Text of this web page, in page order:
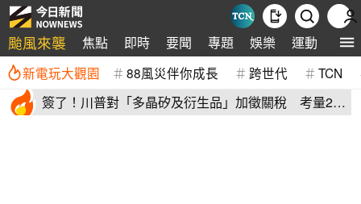
颱風來襲 焦點 即時 要聞 專題 娛樂 運動 全球
新電玩大觀園 88風災伴你成長 跨世代 TCN
簽了！川普對「多晶矽及衍生品」加徵關稅 考量2原